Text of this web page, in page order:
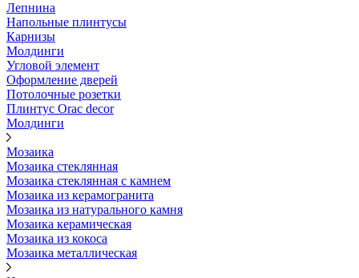
Лепнина
Напольные плинтусы
Карнизы
Молдинги
Угловой элемент
Оформление дверей
Потолочные розетки
Плинтус Orac decor
Молдинги
Мозаика
Мозаика стеклянная
Мозаика стеклянная с камнем
Мозаика из керамогранита
Мозаика из натурального камня
Мозаика керамическая
Мозаика из кокоса
Мозаика металлическая